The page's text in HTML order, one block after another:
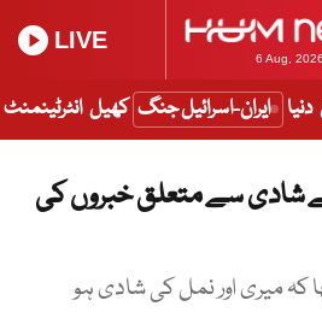
6 Aug, 2026
LIVE
دنیا ایران-اسرائیل جنگ کھیل انٹرٹینمنٹ
شادی سے متعلق خبروں کی
میری اور نمل کی شادی ہو